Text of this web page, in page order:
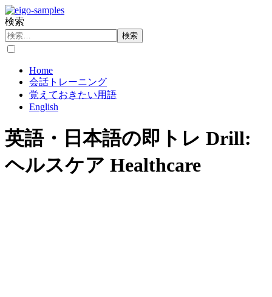
検索
検索
Home
会話トレーニング
覚えておきたい用語
English
英語・日本語の即トレ Drill:
ヘルスケア Healthcare